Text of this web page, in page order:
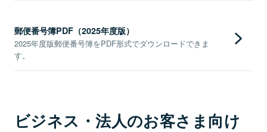
郵便番号簿PDF（2025年度版）
2025年度版郵便番号簿をPDF形式でダウンロードできま
す。
ビジネス・法人のお客さま向け